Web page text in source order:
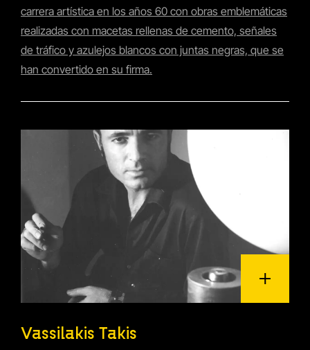
carrera artística en los años 60 con obras emblemáticas
realizadas con macetas rellenas de cemento, señales
de tráfico y azulejos blancos con juntas negras, que se
han convertido en su firma.
Vassilakis Takis